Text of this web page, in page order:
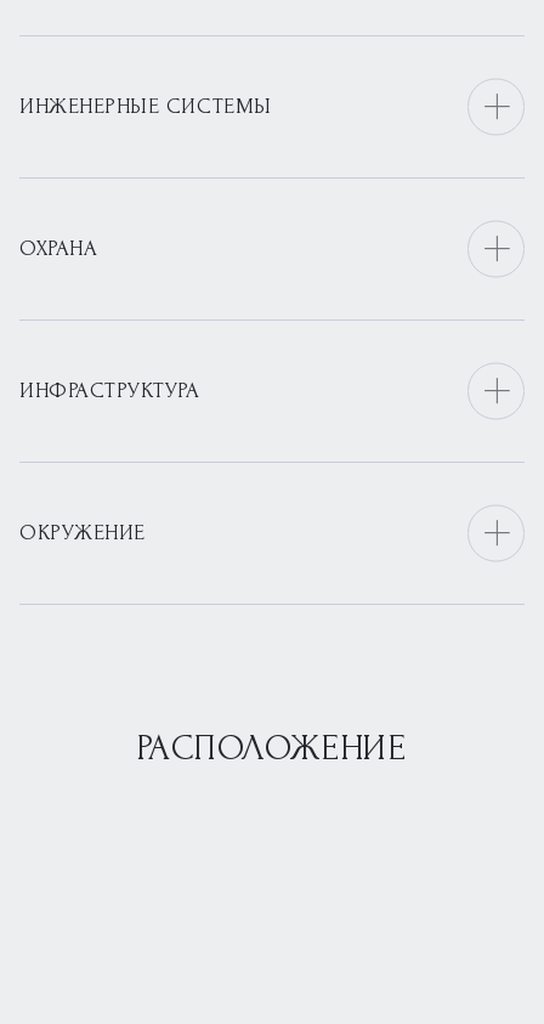
ИНЖЕНЕРНЫЕ СИСТЕМЫ
ОХРАНА
ИНФРАСТРУКТУРА
ОКРУЖЕНИЕ
РАСПОЛОЖЕНИЕ